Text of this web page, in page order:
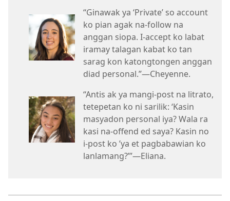
“Ginawak ya ‘Private’ so account
ko pian agak na-follow na
anggan siopa. I-accept ko labat
iramay talagan kabat ko tan
sarag kon katongtongen anggan
diad personal.”​—Cheyenne.
“Antis ak ya mangi-post na litrato,
tetepetan ko ni sarilik: ‘Kasin
masyadon personal iya? Wala ra
kasi na-offend ed saya? Kasin no
i-post ko ’ya et pagbabawian ko
lanlamang?’”​—Eliana.